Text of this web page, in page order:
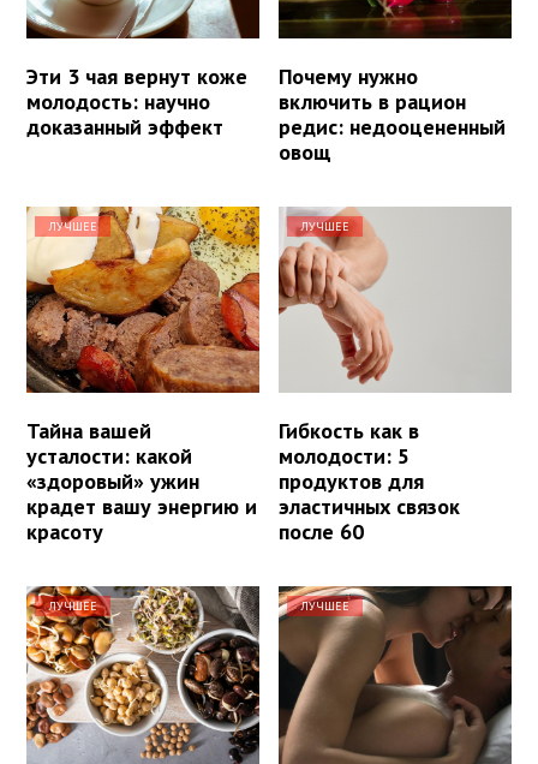
Эти 3 чая вернут коже
молодость: научно
доказанный эффект
Почему нужно
включить в рацион
редис: недооцененный
овощ
ЛУЧШЕЕ
Тайна вашей
усталости: какой
«здоровый» ужин
крадет вашу энергию и
красоту
ЛУЧШЕЕ
Гибкость как в
молодости: 5
продуктов для
эластичных связок
после 60
ЛУЧШЕЕ ЛУЧШЕЕ